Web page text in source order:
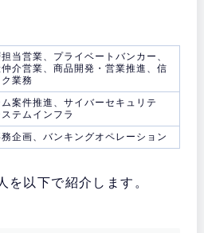
当営業、プライベートバンカー、
介営業、商品開発・営業推進、信
業務
案件推進、サイバーセキュリテ
テムインフラ
企画、バンキングオペレーション
を以下で紹介します。